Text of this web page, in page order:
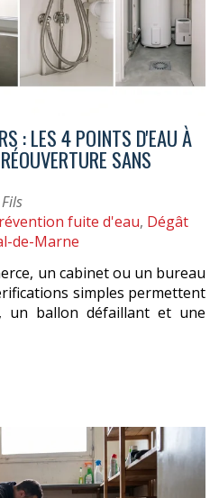
: LES 4 POINTS D'EAU À
SANS
fuite d'eau, Dégât
de-Marne
un cabinet ou un bureau
simples permettent
un ballon défaillant et une